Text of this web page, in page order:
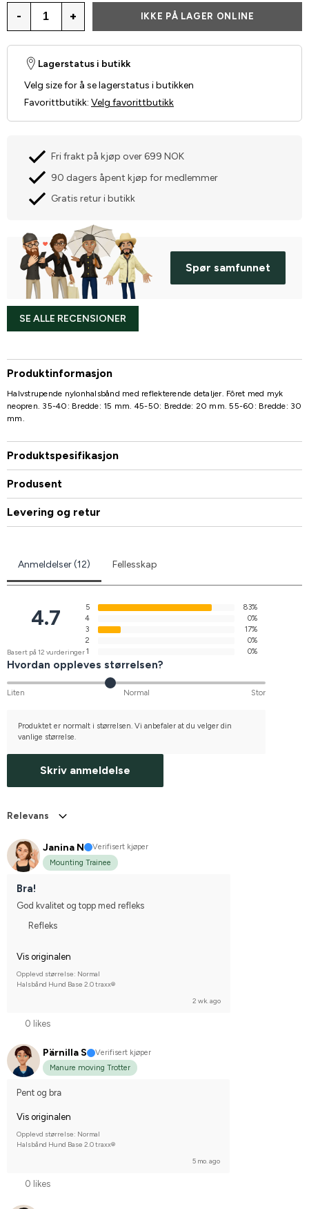
- + IKKE PÅ LAGER ONLINE
Lagerstatus i butikk
Velg size for å se lagerstatus i butikken
Favorittbutikk: Velg favorittbutikk
Fri frakt på kjøp over 699 NOK
90 dagers åpent kjøp for medlemmer
Gratis retur i butikk
Spør samfunnet
SE ALLE RECENSIONER
Produktinformasjon
Halvstrupende nylonhalsbånd med reflekterende detaljer. Fôret med myk
neopren. 35-40: Bredde: 15 mm. 45-50: Bredde: 20 mm. 55-60: Bredde: 30
mm.
Produktspesifikasjon
Produsent
Levering og retur
Anmeldelser (12) Fellesskap
4.7
Basert på 12 vurderinger
5
83%
4
0%
3
17%
2
0%
1
0%
Hvordan oppleves størrelsen?
Liten Normal Stor
Produktet er normalt i størrelsen. Vi anbefaler at du velger din
vanlige størrelse.
Skriv anmeldelse
Relevans
Janina N
Verifisert kjøper
Mounting Trainee
Bra!
God kvalitet og topp med refleks
Refleks
Vis originalen
Opplevd størrelse: Normal
Halsbånd Hund Base 2.0 traxx®
2 wk. ago
0 likes
Pärnilla S
Verifisert kjøper
Manure moving Trotter
Pent og bra
Vis originalen
Opplevd størrelse: Normal
Halsbånd Hund Base 2.0 traxx®
5 mo. ago
0 likes